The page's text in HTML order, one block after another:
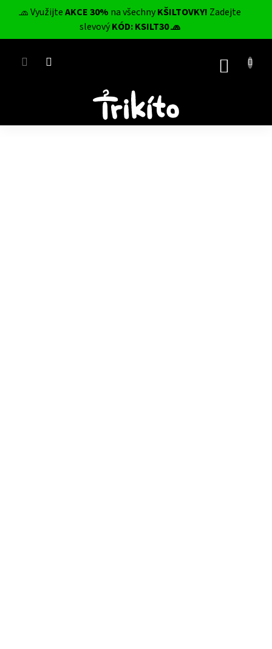
🧢 VyužijteAKCE 30% na všechnyKŠILTOVKY! Zadejte
slevovýKÓD: KSILT30 🧢
CZK